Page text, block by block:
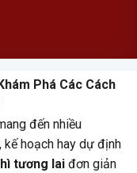
Phá Các Cách
đến nhiều
kế hoạch hay dự định
tương lai đơn giản